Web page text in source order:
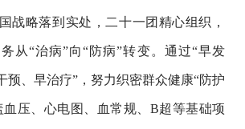
战略落到实处，二十一团精心组织，
从“治病”向“防病”转变。通过“早发
预、早治疗”，努力织密群众健康“防护
血压、心电图、血常规、B超等基础项